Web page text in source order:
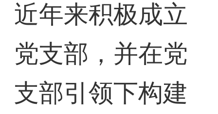
近年来积极成立
党支部，并在党
支部引领下构建